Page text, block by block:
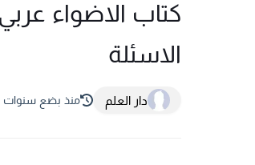
الاسئلة
دار العلم منذ بضع سنوات